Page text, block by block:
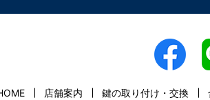
店舗案内 鍵の取り付け・交換